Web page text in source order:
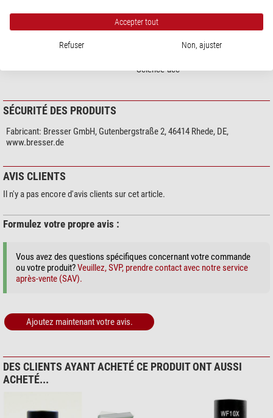
Fourniture :
oculaire
Oculaire grand champ
oui
Données générales
Science-acc
SÉCURITÉ DES PRODUITS
Fabricant: Bresser GmbH, Gutenbergstraße 2, 46414 Rhede, DE,
www.bresser.de
AVIS CLIENTS
Il n'y a pas encore d'avis clients sur cet article.
Formulez votre propre avis :
Vous avez des questions spécifiques concernant votre commande
ou votre produit?Veuillez, SVP, prendre contact avec notre service
après-vente (SAV).
Ajoutez maintenant votre avis.
DES CLIENTS AYANT ACHETÉ CE PRODUIT ONT AUSSI
ACHETÉ...
Accepter tout
Refuser Non, ajuster